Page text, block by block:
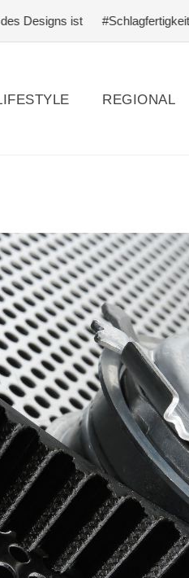
ist #Schlagfertigkeit
REGIONAL